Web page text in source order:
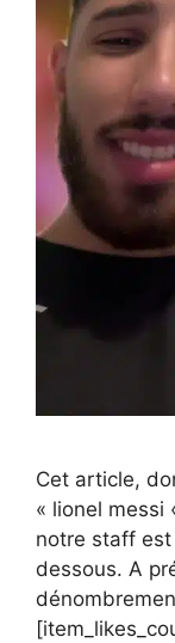
Cet article,
« lionel messi
notre staff
dessous. A